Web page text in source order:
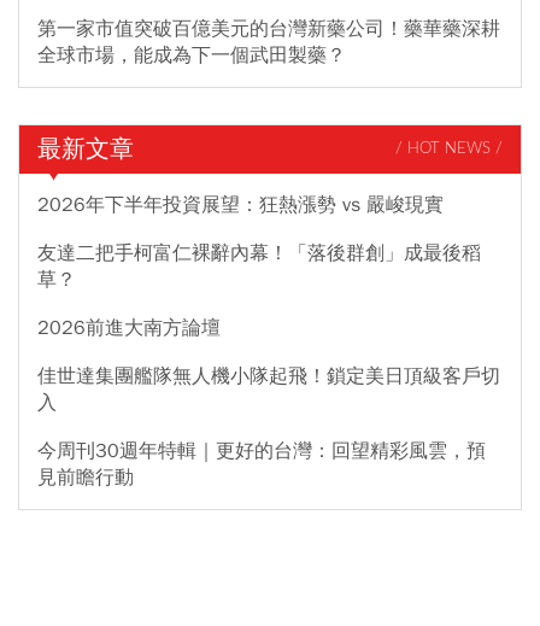
第一家市值突破百億美元的台灣新藥公司！藥華藥深耕
全球市場，能成為下一個武田製藥？
最新文章 / HOT NEWS /
2026年下半年投資展望：狂熱漲勢 vs 嚴峻現實
友達二把手柯富仁裸辭內幕！「落後群創」成最後稻
草？
2026前進大南方論壇
佳世達集團艦隊無人機小隊起飛！鎖定美日頂級客戶切
入
今周刊30週年特輯｜更好的台灣：回望精彩風雲，預
見前瞻行動